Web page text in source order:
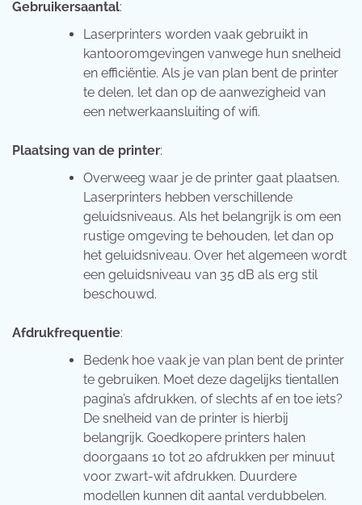
Gebruikersaantal:
Laserprinters worden vaak gebruikt in
kantooromgevingen vanwege hun snelheid
en efficiëntie. Als je van plan bent de printer
te delen, let dan op de aanwezigheid van
een netwerkaansluiting of wifi.
Plaatsing van de printer:
Overweeg waar je de printer gaat plaatsen.
Laserprinters hebben verschillende
geluidsniveaus. Als het belangrijk is om een
rustige omgeving te behouden, let dan op
het geluidsniveau. Over het algemeen wordt
een geluidsniveau van 35 dB als erg stil
beschouwd.
Afdrukfrequentie:
Bedenk hoe vaak je van plan bent de printer
te gebruiken. Moet deze dagelijks tientallen
pagina’s afdrukken, of slechts af en toe iets?
De snelheid van de printer is hierbij
belangrijk. Goedkopere printers halen
doorgaans 10 tot 20 afdrukken per minuut
voor zwart-wit afdrukken. Duurdere
modellen kunnen dit aantal verdubbelen.